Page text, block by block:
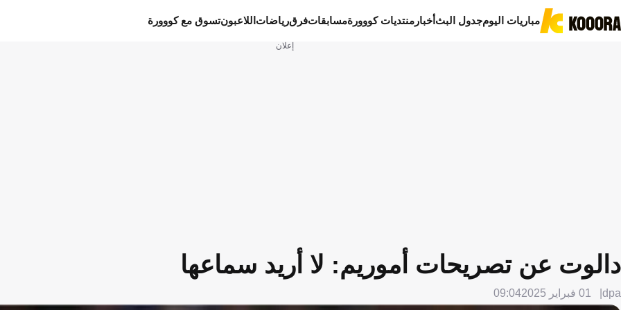
مباريات اليومجدول البثأخبار منتديات كووورةمسابقاتفرقرياضات اللاعبونتسوق مع كووورة
إعلان
دالوت عن تصريحات أموريم: لا أريد سماعها
dpa 01 فبراير 2025 09:04